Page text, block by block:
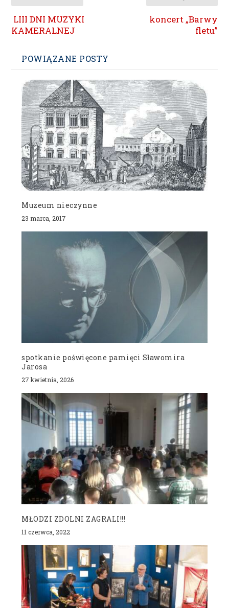
LIII DNI MUZYKI
KAMERALNEJ
koncert „Barwy
fletu”
POWIĄZANE POSTY
Muzeum nieczynne
23 marca, 2017
spotkanie poświęcone pamięci Sławomira
Jarosa
27 kwietnia, 2026
MŁODZI ZDOLNI ZAGRALI!!!
11 czerwca, 2022